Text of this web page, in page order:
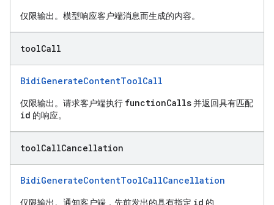
仅限输出。模型响应客户端消息而生成的内容。
toolCall
BidiGenerateContentToolCall
仅限输出。请求客户端执行 functionCalls并返回具有匹配
id 的响应。
toolCallCancellation
BidiGenerateContentToolCallCancellation
仅限输出。通知客户端，先前发出的具有指定 id 的